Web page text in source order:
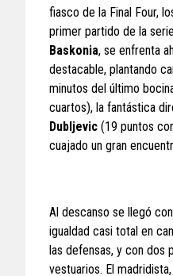
fiasco de la Final Four,
primer partido de la
Baskonia, se enfrenta
destacable, plantando
minutos del último
cuartos), la fantástica
Dubljevic (19 puntos
cuajado un gran
Al descanso se llegó
igualdad casi total en
las defensas, y con dos
vestuarios. El